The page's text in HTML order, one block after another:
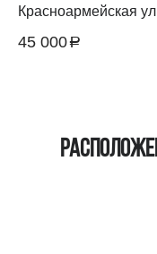
Красноармейская
45 000a